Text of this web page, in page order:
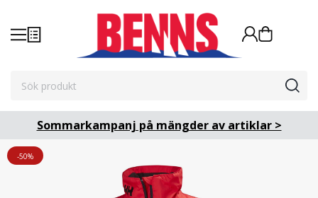
Sommarkampanj på mängder av artiklar >
-50%